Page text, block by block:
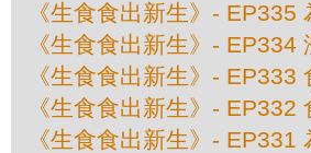
《生食食出新生》-
《生食食出新生》- EP334
《生食食出新生》-
《生食食出新生》-
《生食食出新生》-